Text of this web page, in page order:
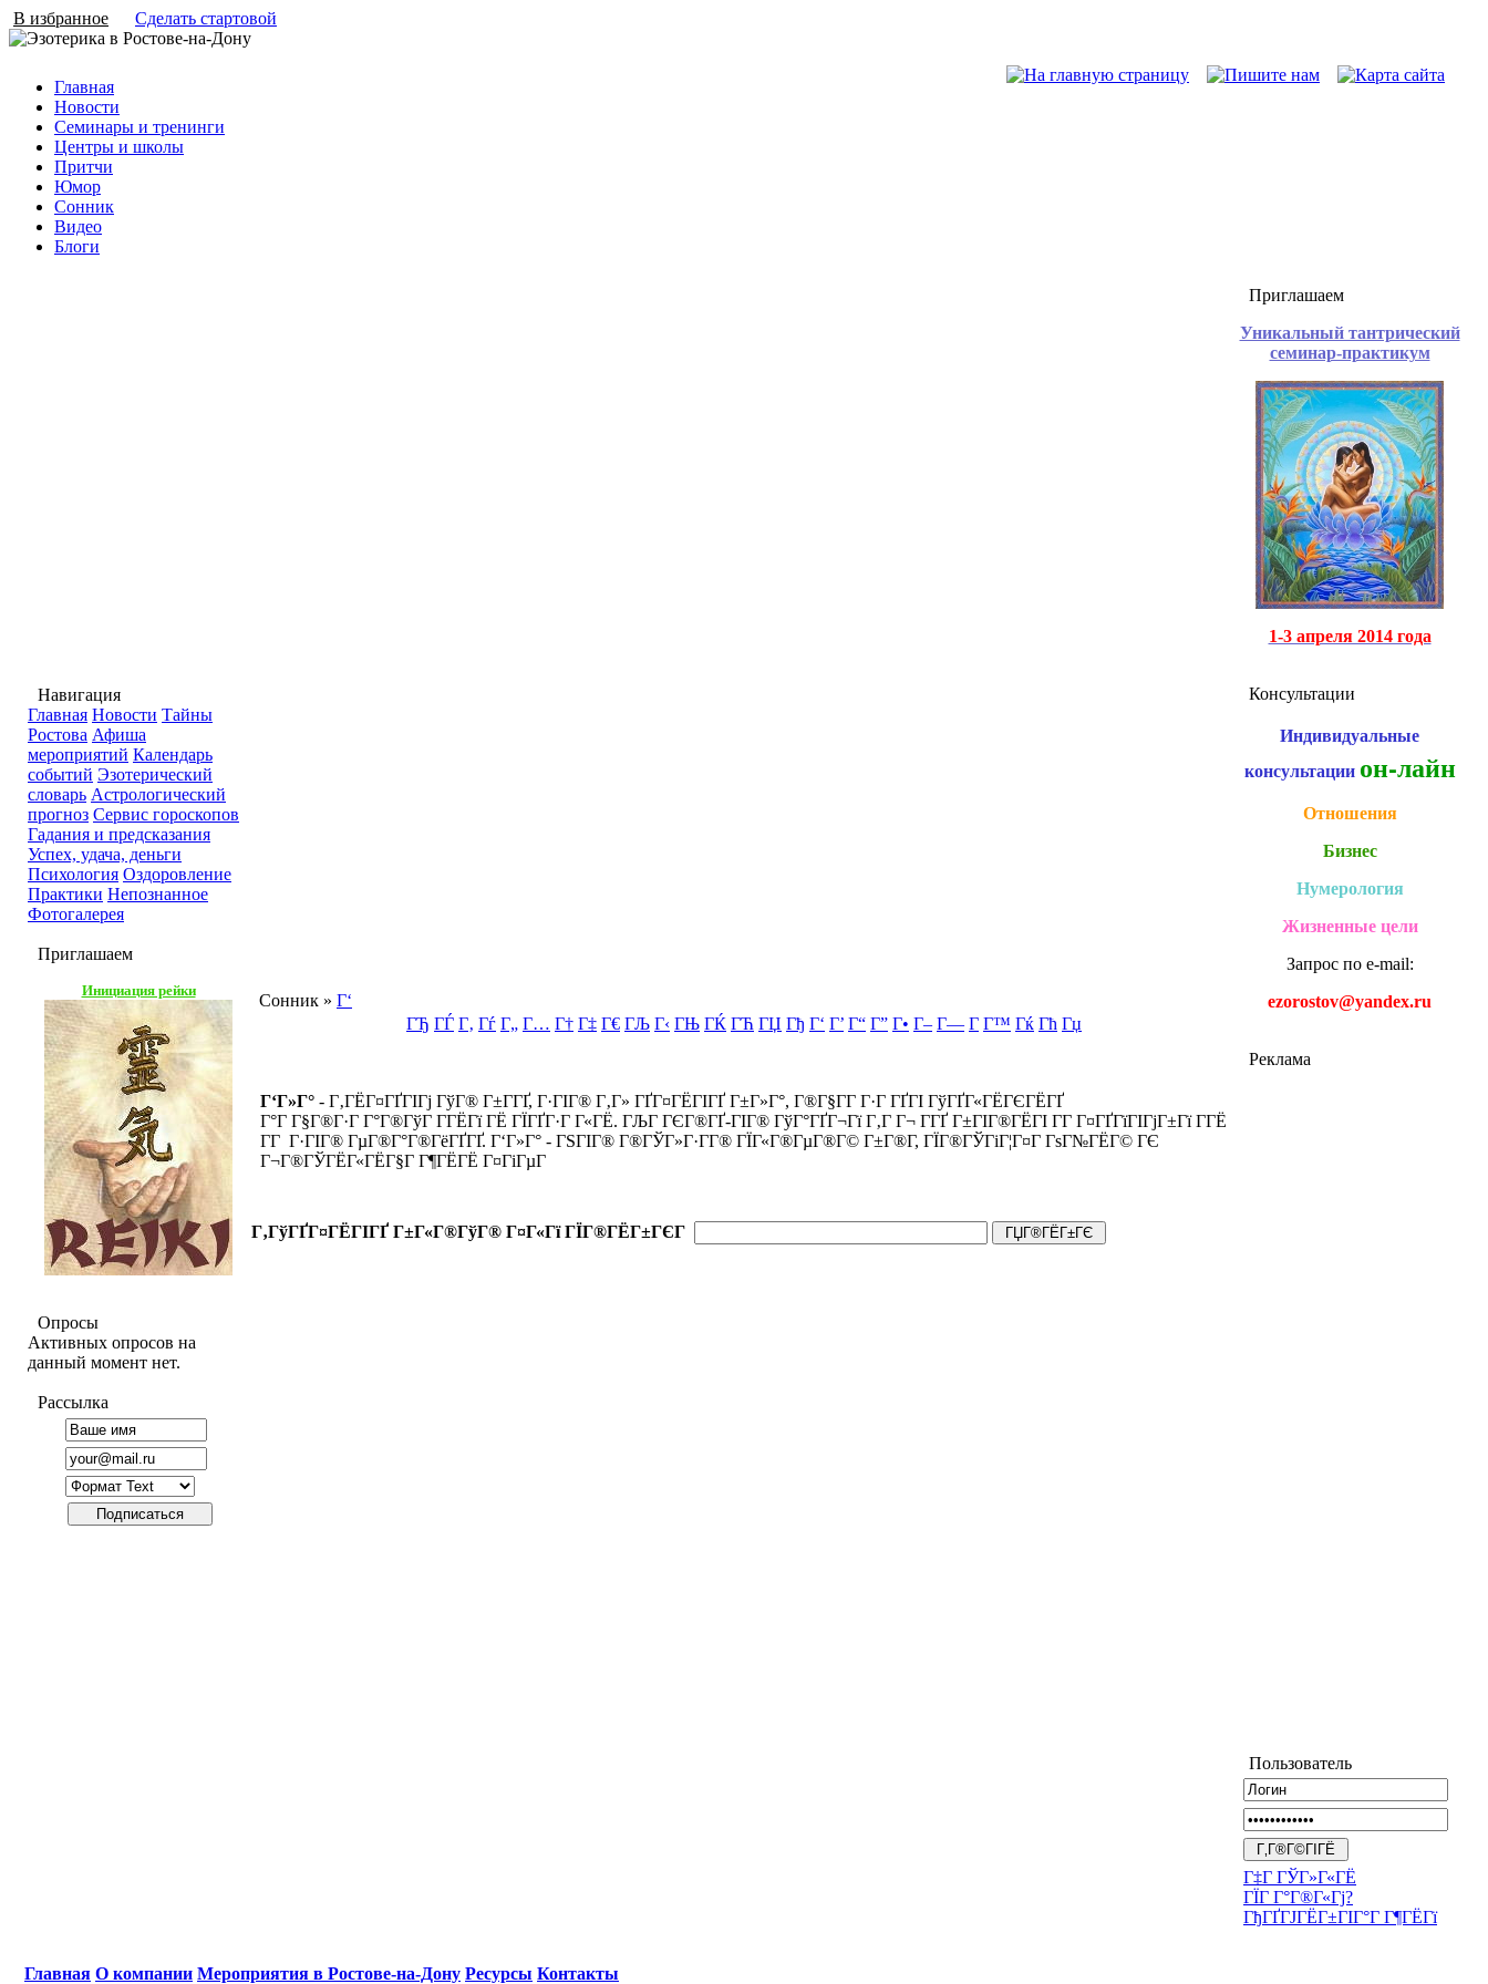
В избранное Сделать стартовой
Главная
Новости
Семинары и тренинги
Центры и школы
Притчи
Юмор
Сонник
Видео
Блоги
Навигация
Главная Новости Тайны
Ростова Афиша
мероприятий Календарь
событий Эзотерический
словарь Астрологический
прогноз Сервис гороскопов
Гадания и предсказания
Успех, удача, деньги
Психология Оздоровление
Практики Непознанное
Фотогалерея
Приглашаем
Инициация рейки
Опросы
Активных опросов на
данный момент нет.
Рассылка
Сонник » Г‘
ГЂ ГЃ Г‚ Гѓ Г„ Г… Г† Г‡ Г€ ГЉ Г‹ ГЊ ГЌ ГЋ ГЏ Гђ Г‘ Г’ Г“ Г” Г• Г– Г— Г Г™ Гќ Гћ Гџ
Г‘Г»Г° - Г‚ГЁГ¤ГҐГІГј ГўГ® Г±Г­ГҐ, Г·ГІГ® Г‚Г» ГҐГ¤ГЁГІГҐ Г±Г»Г°, Г®Г§Г­Г Г·Г ГҐГІ ГўГҐГ«ГЁГЄГЁГҐ
Г°Г Г§Г®Г·Г Г°Г®ГўГ Г­ГЁГї ГЁ ГЇГҐГ·Г Г«ГЁ. ГЉГ ГЄГ®ГҐ-ГІГ® ГўГ°ГҐГ¬Гї Г‚Г Г¬ Г­ГҐ Г±ГІГ®ГЁГІ Г­Г Г¤ГҐГїГІГјГ±Гї Г­ГЁ
Г­Г Г·ГІГ® ГµГ®Г°Г®ГёГҐГҐ. Г‘Г»Г° - ГЅГІГ® Г®ГЎГ»Г·Г­Г® ГЇГ«Г®ГµГ®Г© Г±Г®Г­, ГЇГ®ГЎГіГ¦Г¤Г ГѕГ№ГЁГ© ГЄ
Г¬Г®ГЎГЁГ«ГЁГ§Г Г¶ГЁГЁ Г¤ГіГµГ
Г‚ГўГҐГ¤ГЁГІГҐ Г±Г«Г®ГўГ® Г¤Г«Гї ГЇГ®ГЁГ±ГЄГ
Приглашаем
Уникальный тантрический
семинар-практикум
1-3 апреля 2014 года
Консультации
Индивидуальные
консультации он-лайн
Отношения
Бизнес
Нумерология
Жизненные цели
Запрос по e-mail:
ezorostov@yandex.ru
Реклама
Пользователь
Г‡Г ГЎГ»Г«ГЁ
ГЇГ Г°Г®Г«Гј?
ГђГҐГЈГЁГ±ГІГ°Г Г¶ГЁГї
Главная О компании Мероприятия в Ростове-на-Дону Ресурсы Контакты